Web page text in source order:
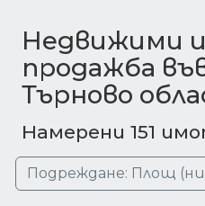
Недвижими
продажба
Търново
Намерени 151
Подреждане: Площ